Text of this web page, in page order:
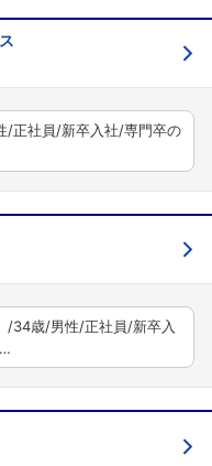
/正社員/新卒入社/専門卒の
/34歳/男性/正社員/新卒入